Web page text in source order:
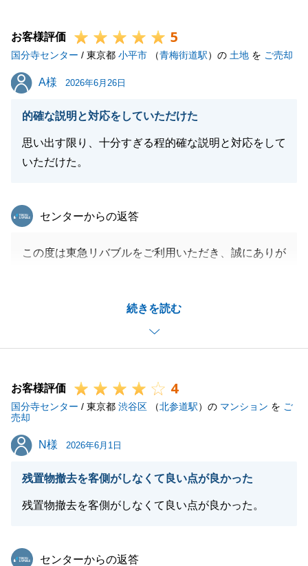
引き続きどうぞよろしくお願いいたします。
お客様評価 5
国分寺センター / 東京都 小平市 （青梅街道駅）の 土地 を ご売却
A様
A様 2026年6月26日
的確な説明と対応をしていただけた
思い出す限り、十分すぎる程的確な説明と対応をして
いただけた。
続きを読む
東急リバブル
センターからの返答
この度は東急リバブルをご利用いただき、誠にありが
力ながらお手伝いできましたことを大変光栄に思いま
また、「十分すぎるほど的確な説明と対応をしてもら
し上げます。
日々の営業活動において、常にお客様のご要望に沿っ
たご提案と、お客様目線での丁寧なご説明を心がけて
おりますので、A様からいただいたお言葉は営業冥利
今後も不動産のことで何かご相談がございましたら、
いつでもお気軽にお声がけください。
お客様評価 4
国分寺センター / 東京都 渋谷区 （北参道駅）の マンション を ご
売却
N様
N様 2026年6月1日
残置物撤去を客側がしなくて良い点が良かった
残置物撤去を客側がしなくて良い点が良かった。
東急リバブル
センターからの返答